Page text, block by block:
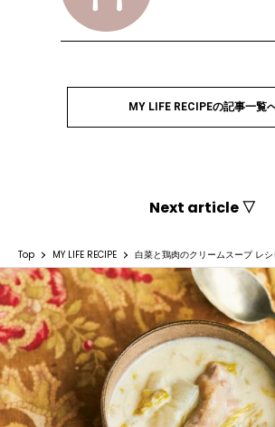
MY LIFE RECIPEの記事一覧
Next article ▽
Top MY LIFE RECIPE 白菜と鶏肉のクリームスープ レ